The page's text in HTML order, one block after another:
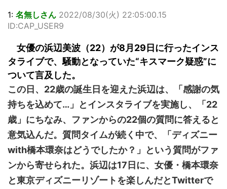
Powered by livedoor 相互
わ
い表
なっ
締ま
、美
とて
す
モノ
...
際立つタイトなセ
クシーニット姿の
キュートなビキ
ニ、迫力バスト目
を引くランジェリ
ー姿のカットなど
盛りだくさんの内
容となっている。
http://www.rbbto
da ...
紙を飾ったことが
「異例続きの高校1
年生にグラビア界
が揺れた！！」と
を披露した。 ...
ぶりの写真集
る本作は、全
縄でロケを敢
り、「スゴい
をさせていた
て8キロ（痩
た）。デビュ
時の体重ま
1: 名無しさん 2022/08/30(火) 22:05:00.15
ID:CAP_USER9
女優の浜辺美波（22）が8月29日に行ったインス
タライブで、騒動となっていた“キスマーク疑惑”に
ついて言及した。
この日、22歳の誕生日を迎えた浜辺は、「感謝の気
持ちを込めて…」とインスタライブを実施し、「22
歳」にちなみ、ファンからの22個の質問に答えると
意気込んだ。質問タイムが続く中で、「ディズニー
with橋本環奈はどうでしたか？」という質問がファ
ンから寄せられた。浜辺は17日に、女優・橋本環奈
と東京ディズニーリゾートを楽しんだとTwitterで